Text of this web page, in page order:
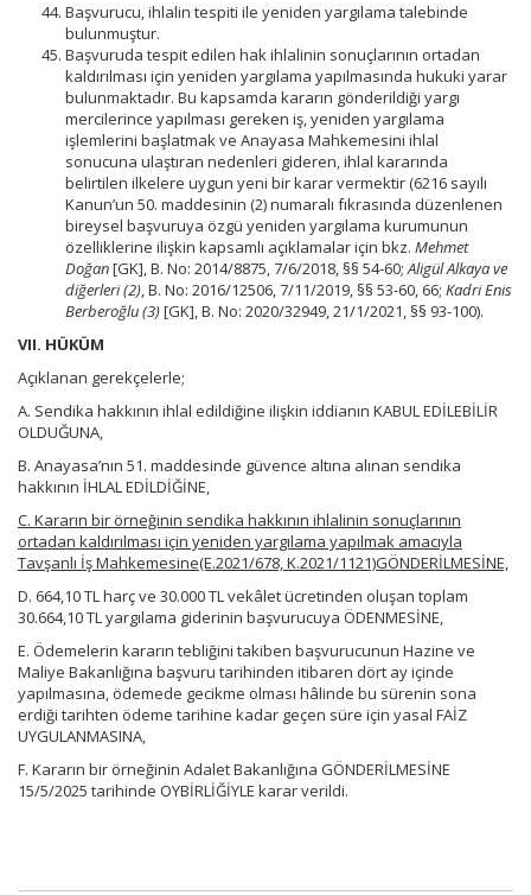
Başvurucu, ihlalin tespiti ile yeniden yargılama talebinde
bulunmuştur.
Başvuruda tespit edilen hak ihlalinin sonuçlarının ortadan
kaldırılması için yeniden yargılama yapılmasında hukuki yarar
bulunmaktadır. Bu kapsamda kararın gönderildiği yargı
mercilerince yapılması gereken iş, yeniden yargılama
işlemlerini başlatmak ve Anayasa Mahkemesini ihlal
sonucuna ulaştıran nedenleri gideren, ihlal kararında
belirtilen ilkelere uygun yeni bir karar vermektir (6216 sayılı
Kanun’un 50. maddesinin (2) numaralı fıkrasında düzenlenen
bireysel başvuruya özgü yeniden yargılama kurumunun
özelliklerine ilişkin kapsamlı açıklamalar için bkz. Mehmet
Doğan[GK], B. No: 2014/8875, 7/6/2018, §§ 54-60;Aligül Alkaya ve
diğerleri (2), B. No: 2016/12506, 7/11/2019, §§ 53-60, 66; Kadri Enis
Berberoğlu (3)[GK], B. No: 2020/32949, 21/1/2021, §§ 93-100).
VII. HÜKÜM
Açıklanan gerekçelerle;
A. Sendika hakkının ihlal edildiğine ilişkin iddianın KABUL EDİLEBİLİR
OLDUĞUNA,
B. Anayasa’nın 51. maddesinde güvence altına alınan sendika
hakkının İHLAL EDİLDİĞİNE,
C. Kararın bir örneğinin sendika hakkının ihlalinin sonuçlarının
ortadan kaldırılması için yeniden yargılama yapılmak amacıyla
Tavşanlı İş Mahkemesine(E.2021/678, K.2021/1121)GÖNDERİLMESİNE,
D. 664,10 TL harç ve 30.000 TL vekâlet ücretinden oluşan toplam
30.664,10 TL yargılama giderinin başvurucuya ÖDENMESİNE,
E. Ödemelerin kararın tebliğini takiben başvurucunun Hazine ve
Maliye Bakanlığına başvuru tarihinden itibaren dört ay içinde
yapılmasına, ödemede gecikme olması hâlinde bu sürenin sona
erdiği tarihten ödeme tarihine kadar geçen süre için yasal FAİZ
UYGULANMASINA,
F. Kararın bir örneğinin Adalet Bakanlığına GÖNDERİLMESİNE
15/5/2025 tarihinde OYBİRLİĞİYLE karar verildi.